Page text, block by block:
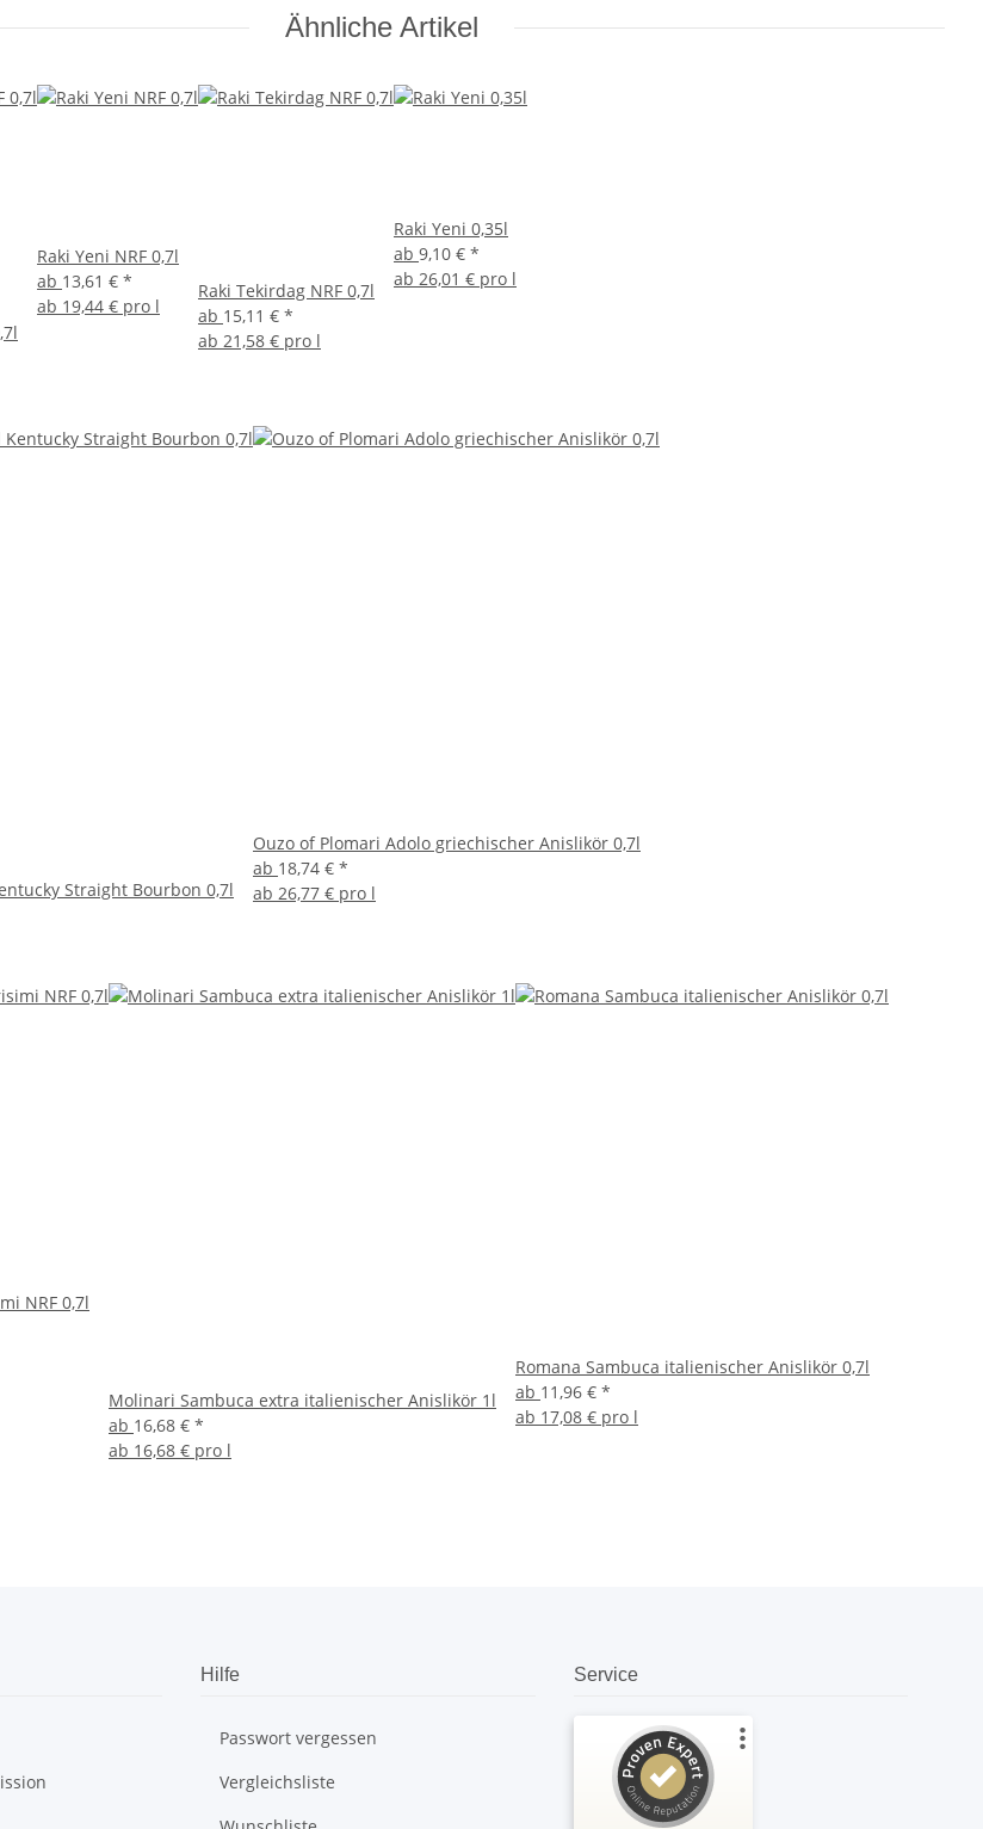
Ähnliche Artikel
Raki Yeni NRF 0,7l
ab 13,61 € *
ab 19,44 € pro l
Raki Tekirdag NRF 0,7l
ab 15,11 € *
ab 21,58 € pro l
Raki Yeni 0,35l
ab 9,10 € *
ab 26,01 € pro l
Straight Bourbon 0,7l
Ouzo of Plomari Adolo griechischer Anislikör 0,7l
ab 18,74 € *
ab 26,77 € pro l
NRF 0,7l
Molinari Sambuca extra italienischer Anislikör 1l
ab 16,68 € *
ab 16,68 € pro l
Romana Sambuca italienischer Anislikör 0,7l
ab 11,96 € *
ab 17,08 € pro l
Hilfe
Passwort vergessen
Vergleichsliste
Service
Kundenbewertungen und Erfahrungen zu
amandoo